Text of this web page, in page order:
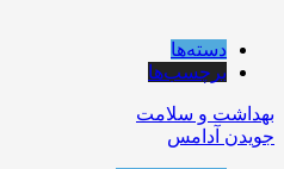
دسته‌ها
برچسب‌ها
بهداشت و سلامت
جویدن آدامس